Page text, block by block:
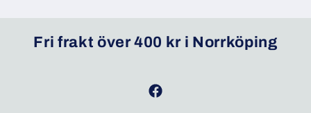
Fri frakt över 400 kr i Norrköping
Facebook